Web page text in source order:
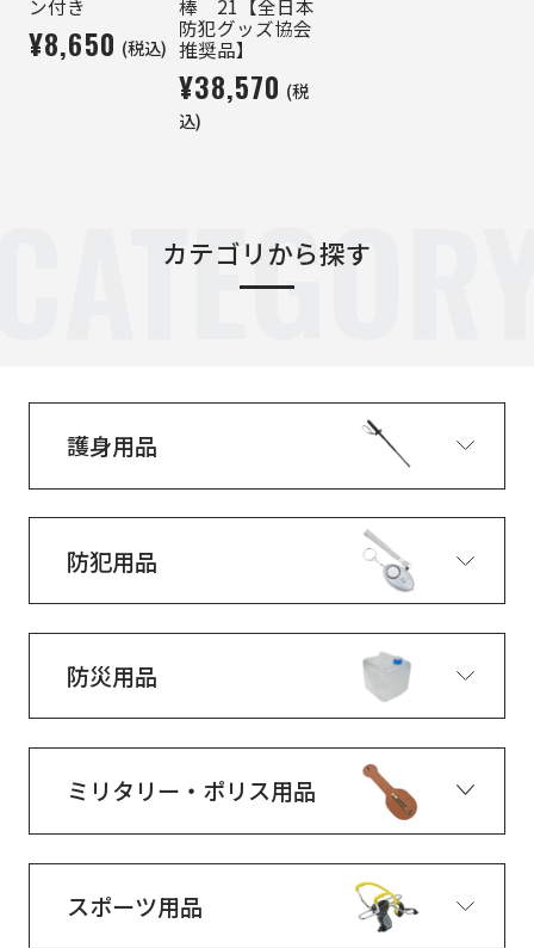
ン付き
¥8,650 (税込)
棒 21【全日本
防犯グッズ協会
推奨品】
¥38,570 (税
込)
カテゴリから探す
護身用品
防犯用品
防災用品
ミリタリー・ポリス用品
スポーツ用品